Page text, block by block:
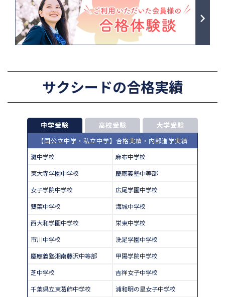
サクシードの合格実績
中学受験 高校受験 大学受験
【国公立中学・私立中学】合格実績・内部進学実績
灘中学校
麻布中学校
東大寺学園中学校
慶應義塾中等部
女子学院中学校
広尾学園中学校
雙葉中学校
海城中学校
西大和学園中学校
栄東中学校
市川中学校
洗足学園中学校
慶應義塾湘南藤沢中等部
甲陽学院中学校
芝中学校
吉祥女子中学校
千葉県立東葛飾中学校
浦和明の星女子中学校